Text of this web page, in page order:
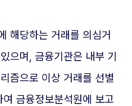
해당하는 거래를 의심거
으며, 금융기관은 내부 기
즘으로 이상 거래를 선별
금융정보분석원에 보고